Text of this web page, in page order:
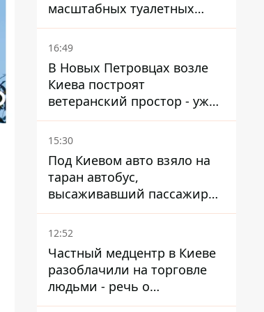
масштабных туалетных
схем с фиктивным домом
16:49
В Новых Петровцах возле
Киева построят
ветеранский простор - уже
нашли проектанта
15:30
Под Киевом авто взяло на
таран автобус,
высаживавший пассажиров
на остановке - пассажир в
больнице
12:52
Частный медцентр в Киеве
разоблачили на торговле
людьми - речь о
суррогатном материнстве